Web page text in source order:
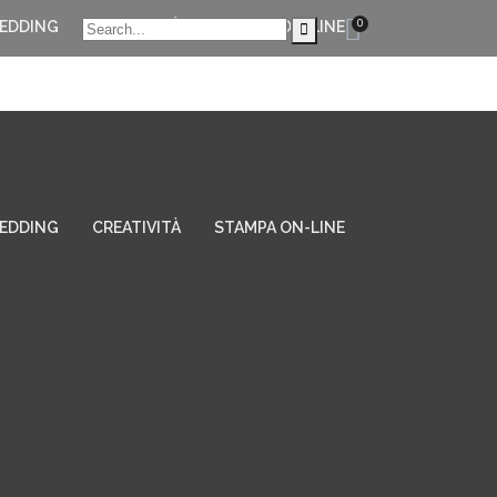
0
CREATIVITÀ STAMPA ON-LINE
CREATIVITÀ STAMPA ON-LINE